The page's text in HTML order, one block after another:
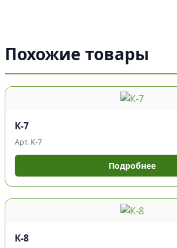
Похожие товары
К-7
Арт. К-7
Подробнее
К-8